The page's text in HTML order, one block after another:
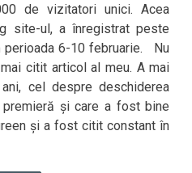
de vizitatori unici. Acea
site-ul, a înregistrat peste
perioada 6-10 februarie. Nu
citit articol al meu. A mai
cel despre deschiderea
și care a fost bine
și a fost citit constant în